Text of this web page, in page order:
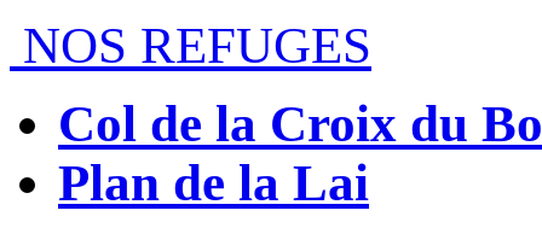
NOS REFUGES
Col de la Croix du
Plan de la Lai